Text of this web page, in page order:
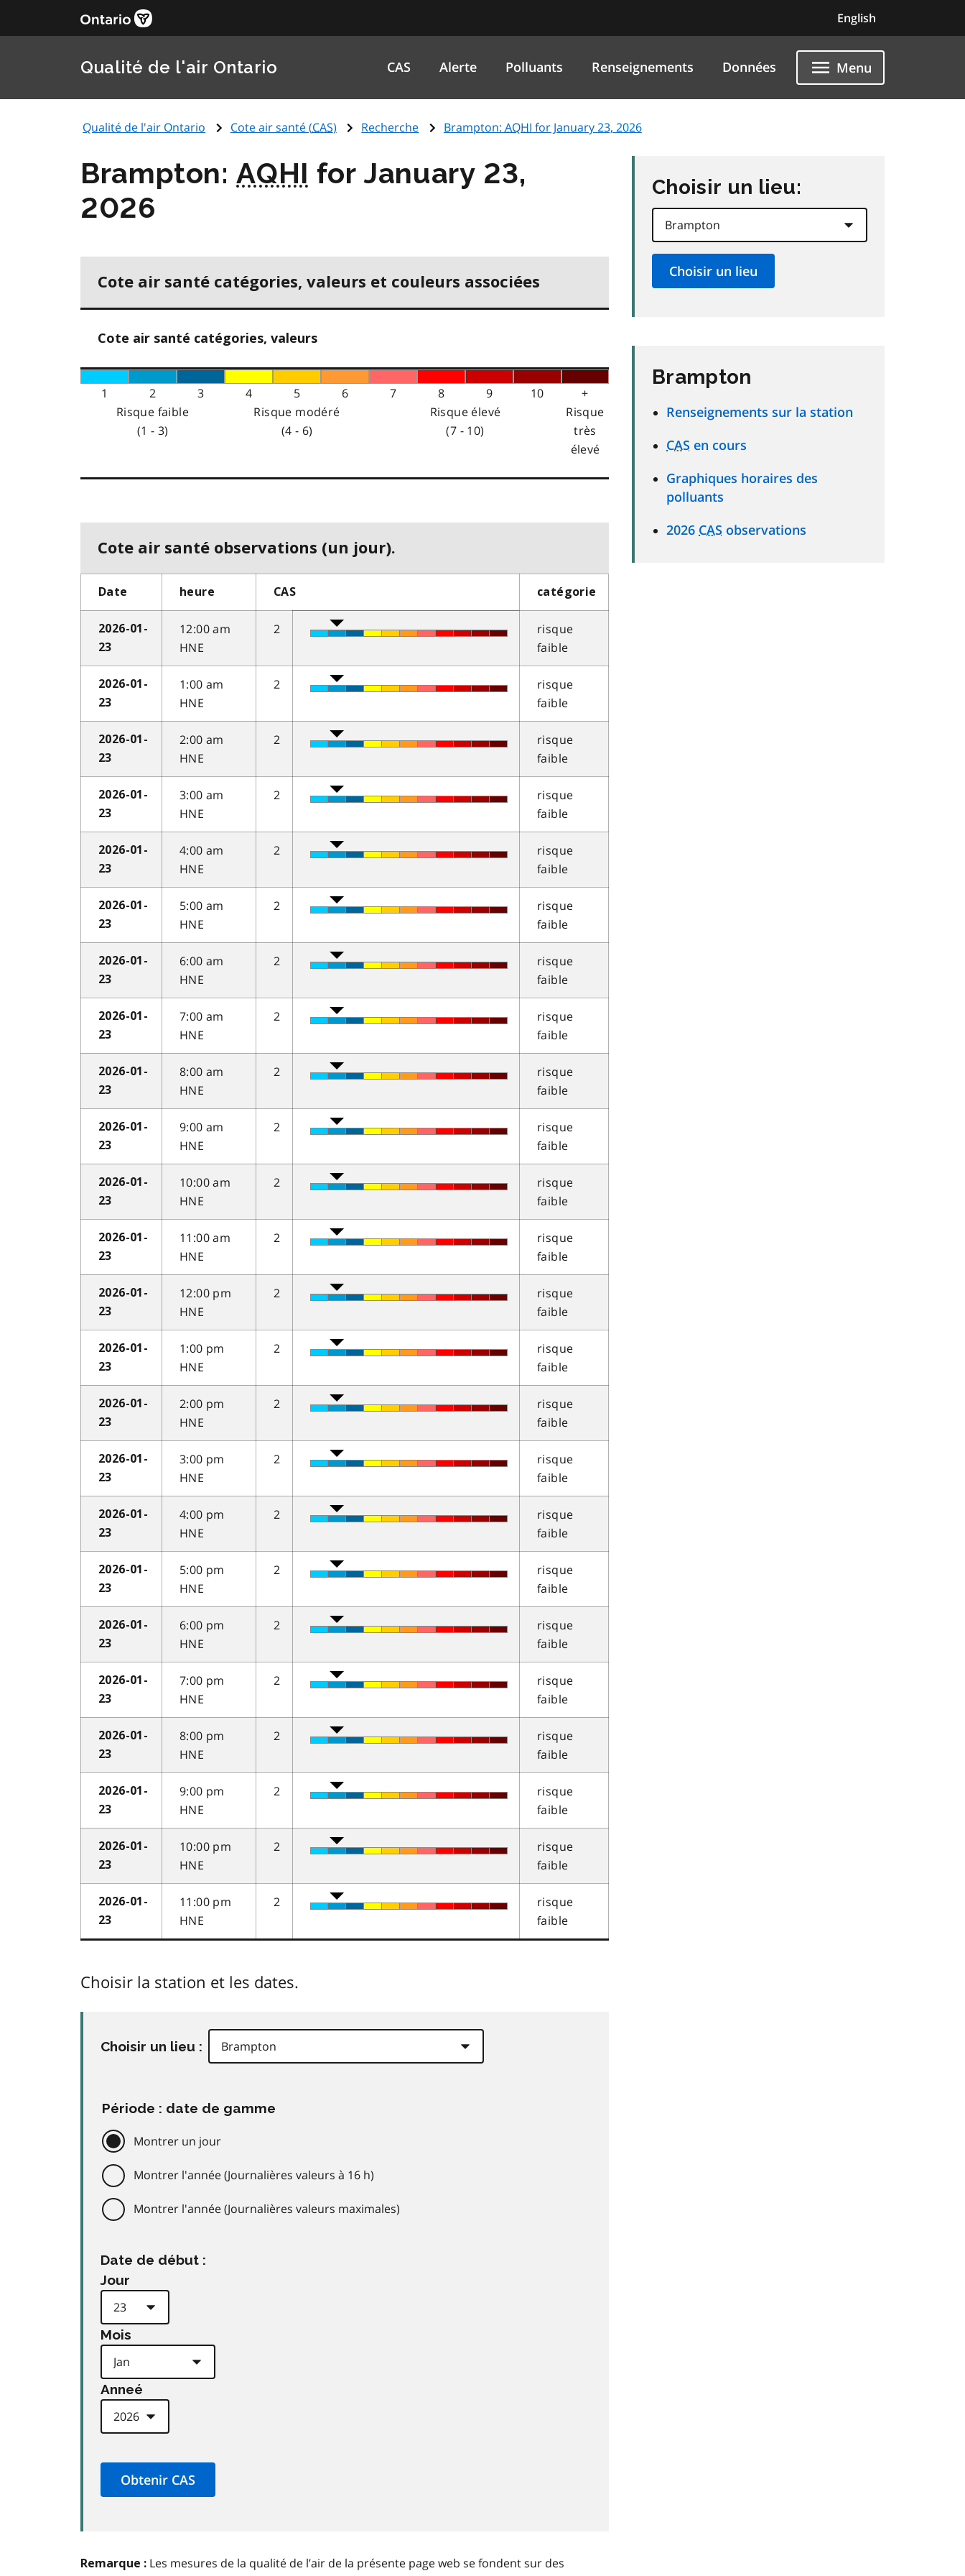
English
Qualité de l'air Ontario CAS Alerte Polluants Renseignements Données Menu
Qualité de l'air Ontario Cote air santé (CAS) Recherche Brampton: AQHI for January 23, 2026
Brampton:AQHI for January 23,
2026
Cote air santé catégories, valeurs et couleurs associées
Cote air santé catégories, valeurs
1 2 3 4 5 6 7 8 9 10
+
Risque faible
(1 - 3)
Risque modéré
(4 - 6)
Risque élevé
(7 - 10)
Risque
très
élevé
Cote air santé observations (un jour).
Date heure CAS catégorie
2026-01-
23
12:00 am
HNE
2
risque
faible
2026-01-
23
1:00 am
HNE
2
risque
faible
2026-01-
23
2:00 am
HNE
2
risque
faible
2026-01-
23
3:00 am
HNE
2
risque
faible
2026-01-
23
4:00 am
HNE
2
risque
faible
2026-01-
23
5:00 am
HNE
2
risque
faible
2026-01-
23
6:00 am
HNE
2
risque
faible
2026-01-
23
7:00 am
HNE
2
risque
faible
2026-01-
23
8:00 am
HNE
2
risque
faible
2026-01-
23
9:00 am
HNE
2
risque
faible
2026-01-
23
10:00 am
HNE
2
risque
faible
2026-01-
23
11:00 am
HNE
2
risque
faible
2026-01-
23
12:00 pm
HNE
2
risque
faible
2026-01-
23
1:00 pm
HNE
2
risque
faible
2026-01-
23
2:00 pm
HNE
2
risque
faible
2026-01-
23
3:00 pm
HNE
2
risque
faible
2026-01-
23
4:00 pm
HNE
2
risque
faible
2026-01-
23
5:00 pm
HNE
2
risque
faible
2026-01-
23
6:00 pm
HNE
2
risque
faible
2026-01-
23
7:00 pm
HNE
2
risque
faible
2026-01-
23
8:00 pm
HNE
2
risque
faible
2026-01-
23
9:00 pm
HNE
2
risque
faible
2026-01-
23
10:00 pm
HNE
2
risque
faible
2026-01-
23
11:00 pm
HNE
2
risque
faible
Choisir la station et les dates.
Choisir un lieu :
Période : date de gamme
Montrer un jour
Montrer l'année (Journalières valeurs à 16 h)
Montrer l'année (Journalières valeurs maximales)
Date de début :
Jour
Mois
Anneé
Remarque : Les mesures de la qualité de l’air de la présente page web se fondent sur des
Choisir un lieu:
Brampton
Renseignements sur la station
CAS en cours
Graphiques horaires des
polluants
2026 CAS observations